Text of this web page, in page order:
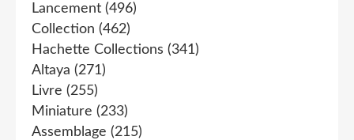
Lancement (496)
Collection (462)
Hachette Collections (341)
Altaya (271)
Livre (255)
Miniature (233)
Assemblage (215)